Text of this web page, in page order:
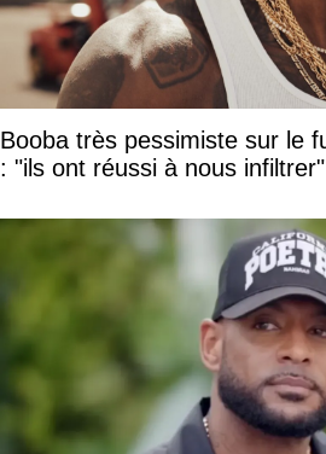
Booba très pessimiste sur le
: "ils ont réussi à nous infiltrer"